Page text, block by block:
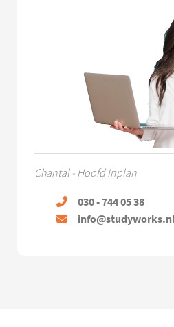
Chantal - Hoofd Inplan
030 - 744 05 38